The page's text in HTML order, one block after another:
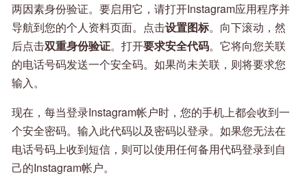
两因素身份验证。要启用它，请打开Instagram应用程序并
导航到您的个人资料页面。点击设置图标。向下滚动，然
后点击双重身份验证。打开要求安全代码。它将向您关联
的电话号码发送一个安全码。如果尚未关联，则将要求您
输入。
现在，每当登录Instagram帐户时，您的手机上都会收到一
个安全密码。输入此代码以及密码以登录。如果您无法在
电话号码上收到短信，则可以使用任何备用代码登录到自
己的Instagram帐户。